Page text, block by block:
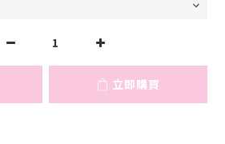
立即購買